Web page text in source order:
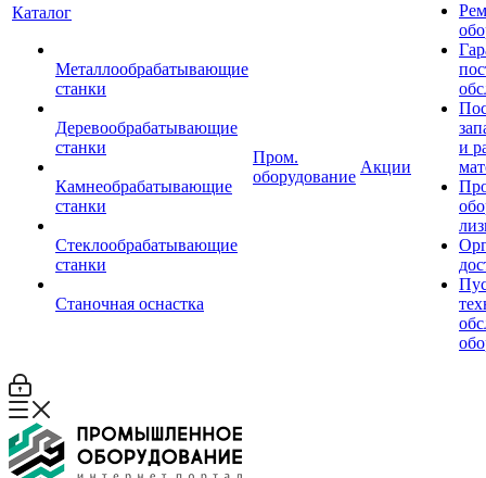
Каталог
Металлообрабатывающие
станки
Деревообрабатывающие
станки
Камнеобрабатывающие
станки
Стеклообрабатывающие
станки
Станочная оснастка
Пром.
оборудование
Акции
и